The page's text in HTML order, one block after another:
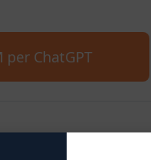
per ChatGPT